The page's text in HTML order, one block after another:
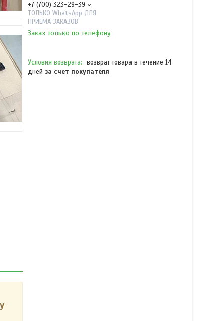
+7 (700) 323-29-39
ТОЛЬКО WhatsApp ДЛЯ
ПРИЕМА ЗАКАЗОВ
Заказ только по телефону
возврат товара в течение 14
дней за счет покупателя